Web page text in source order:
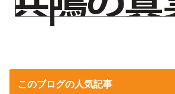
このブログの人気記事